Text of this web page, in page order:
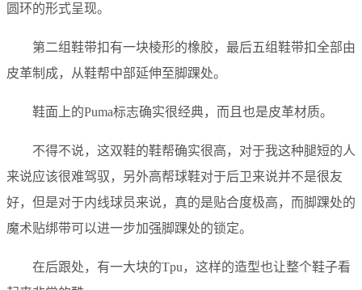
圆环的形式呈现。
第二组鞋带扣有一块棱形的橡胶，最后五组鞋带扣全部由
皮革制成，从鞋帮中部延伸至脚踝处。
鞋面上的Puma标志确实很经典，而且也是皮革材质。
不得不说，这双鞋的鞋帮确实很高，对于我这种腿短的人
来说应该很难驾驭，另外高帮球鞋对于后卫来说并不是很友
好，但是对于内线球员来说，真的是贴合度极高，而脚踝处的
魔术贴绑带可以进一步加强脚踝处的锁定。
在后跟处，有一大块的Tpu，这样的造型也让整个鞋子看